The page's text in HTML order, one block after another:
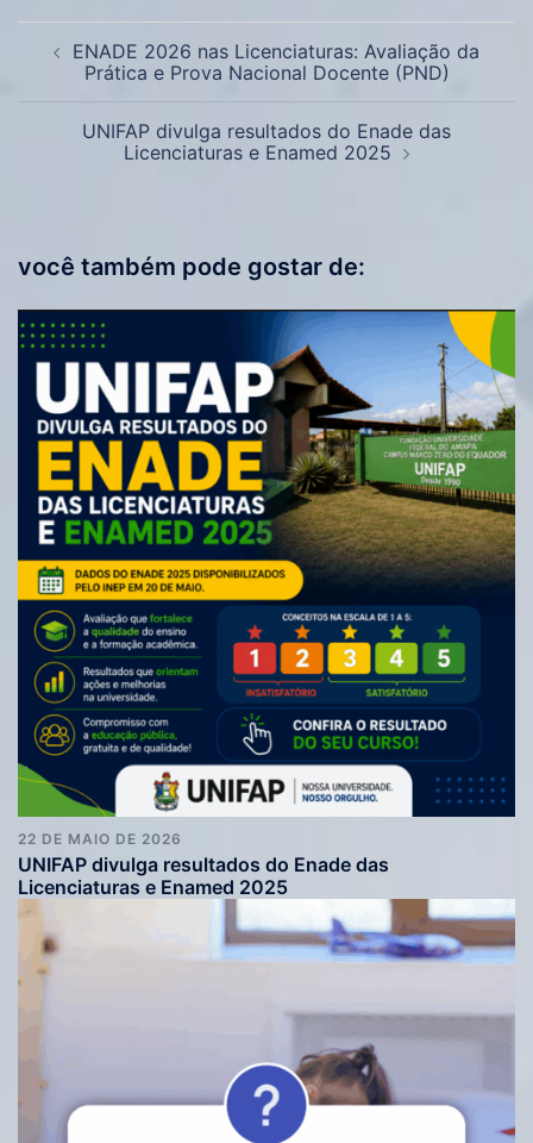
ENADE 2026 nas Licenciaturas: Avaliação da
Prática e Prova Nacional Docente (PND)
UNIFAP divulga resultados do Enade das
Licenciaturas e Enamed 2025
você também pode gostar de:
22 DE MAIO DE 2026
UNIFAP divulga resultados do Enade das
Licenciaturas e Enamed 2025